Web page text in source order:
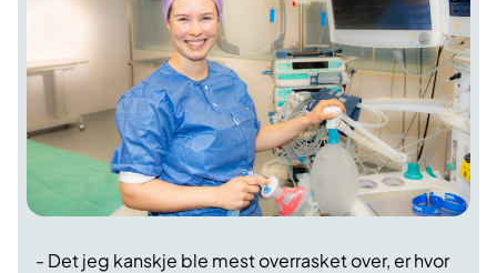
- Det jeg kanskje ble mest overrasket over, er hvor